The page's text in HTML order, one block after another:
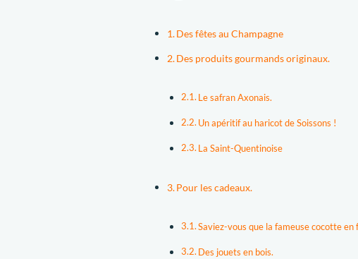
Des fêtes au Champagne
Des produits gourmands originaux.
Le safran Axonais.
Un apéritif au haricot de Soissons !
La Saint-Quentinoise
Pour les cadeaux.
Saviez-vous que la fameuse cocotte en
Des jouets en bois.